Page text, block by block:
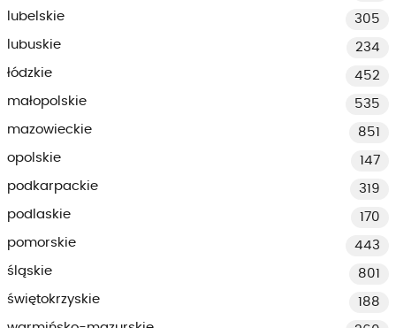
lubelskie
305
lubuskie
234
łódzkie
452
małopolskie
535
mazowieckie
851
opolskie
147
podkarpackie
319
podlaskie
170
pomorskie
443
śląskie
801
świętokrzyskie
188